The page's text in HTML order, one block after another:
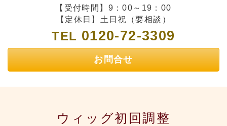
【受付時間】9：00～19：00
【定休日】土日祝（要相談）
TEL 0120-72-3309
お問合せ
ウィッグ初回調整